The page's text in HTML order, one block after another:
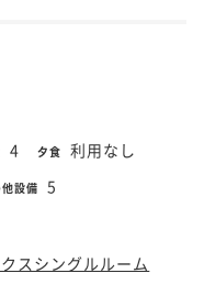
4 夕食 利用なし
設備 5
スシングルルーム